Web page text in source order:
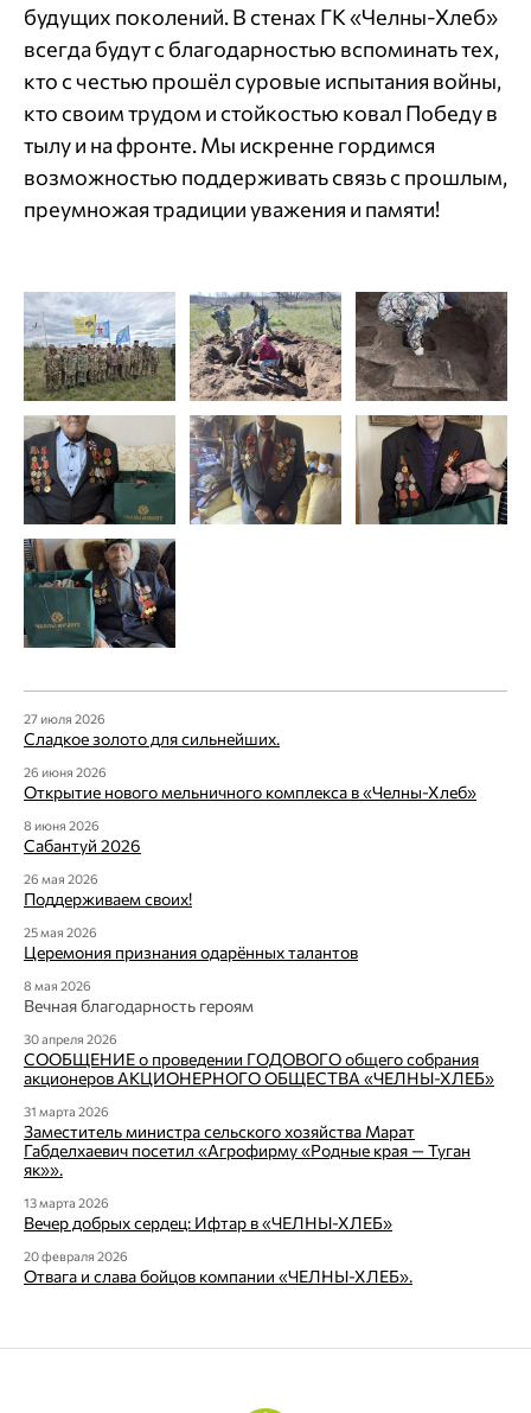
будущих поколений. В стенах ГК «Челны-Хлеб»
всегда будут с благодарностью вспоминать тех,
кто с честью прошёл суровые испытания войны,
кто своим трудом и стойкостью ковал Победу в
тылу и на фронте. Мы искренне гордимся
возможностью поддерживать связь с прошлым,
преумножая традиции уважения и памяти!
27 июля 2026
Сладкое золото для сильнейших.
26 июня 2026
Открытие нового мельничного комплекса в «Челны-Хлеб»
8 июня 2026
Сабантуй 2026
26 мая 2026
Поддерживаем своих!
25 мая 2026
Церемония признания одарённых талантов
8 мая 2026
Вечная благодарность героям
30 апреля 2026
СООБЩЕНИЕ о проведении ГОДОВОГО общего собрания
акционеров АКЦИОНЕРНОГО ОБЩЕСТВА «ЧЕЛНЫ-ХЛЕБ»
31 марта 2026
Заместитель министра сельского хозяйства Марат
Габделхаевич посетил «Агрофирму «Родные края — Туган
як»».
13 марта 2026
Вечер добрых сердец: Ифтар в «ЧЕЛНЫ-ХЛЕБ»
20 февраля 2026
Отвага и слава бойцов компании «ЧЕЛНЫ-ХЛЕБ».